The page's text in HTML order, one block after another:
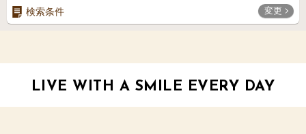
検索条件 変更
LIVE WITH A SMILE EVERY DAY